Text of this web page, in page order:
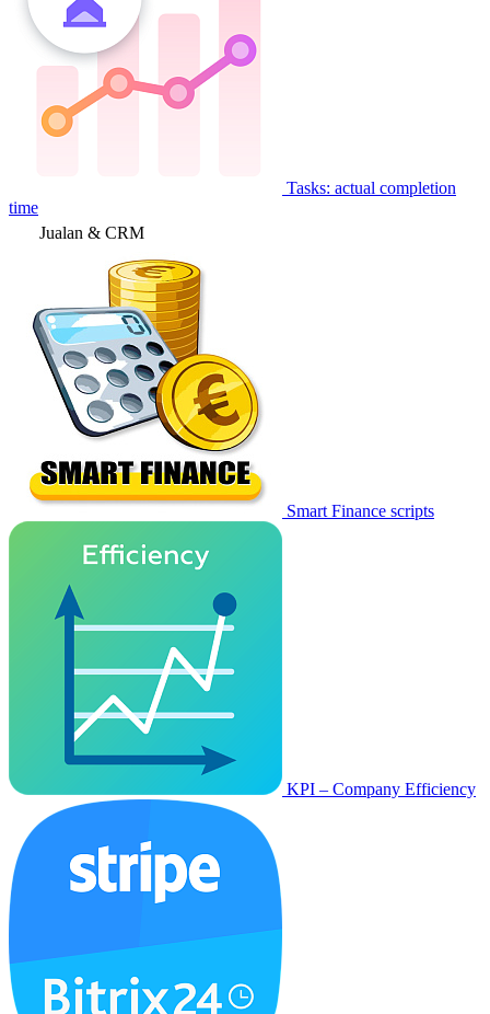
Tasks: actual completion
time
Jualan & CRM
Smart Finance scripts
KPI – Company Efficiency